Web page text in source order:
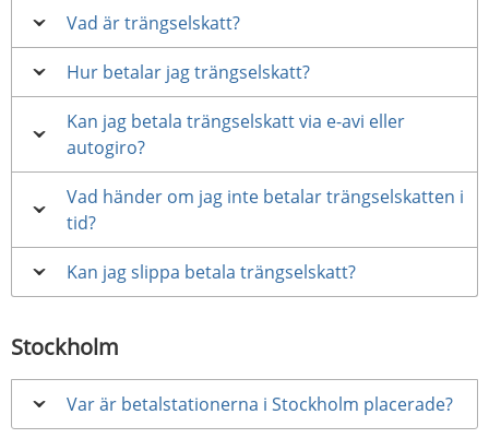
Vad är trängselskatt?
Hur betalar jag trängselskatt?
Kan jag betala trängselskatt via e-avi eller
autogiro?
Vad händer om jag inte betalar trängselskatten i
tid?
Kan jag slippa betala trängselskatt?
Stockholm
Var är betalstationerna i Stockholm placerade?